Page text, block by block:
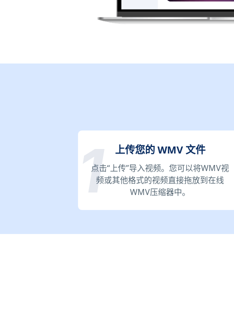
上传您的 WMV 文件
点击“上传”导入视频。您可以将WMV视
频或其他格式的视频直接拖放到在线
WMV压缩器中。